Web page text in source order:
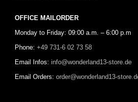
OFFICE MAILORDER
Monday to Friday: 09:00 a.m. – 6:00 p.m
Phone: +49 731-6 02 73 58
Email Infos: info@wonderland13-store.de
Email Orders: order@wonderland13-